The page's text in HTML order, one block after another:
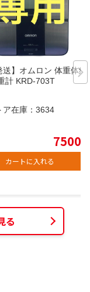
送】オムロン 体重体組
計 KRD-703T
在庫： 3634
7500
カートに入れる
る